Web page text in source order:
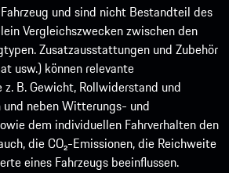
und sind nicht Bestandteil des
Vergleichszwecken zwischen den
Zusatzausstattungen und Zubehör
usw.) können relevante
B. Gewicht, Rollwiderstand und
und neben Witterungs- und
dem individuellen Fahrverhalten den
die CO₂-Emissionen, die Reichweite
eines Fahrzeugs beeinflussen.